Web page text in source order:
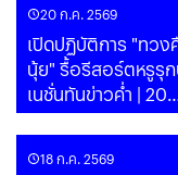
20 ก.ค. 2569
เปิดปฏิบัติการ "ทวง
นุ้ย" รื้อรีสอร์ตหรูรุก
เนชั่นทันข่าวค่ำ | 20
ก.ค.69 | PART
18 ก.ค. 2569